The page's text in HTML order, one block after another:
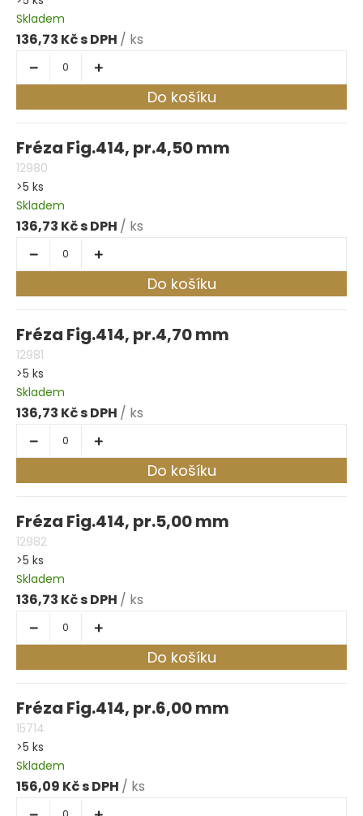
Skladem
136,73 Kč / ks
Do košíku
Fréza Fig.414, pr.4,50 mm
12980
>5 ks
Skladem
136,73 Kč / ks
Do košíku
Fréza Fig.414, pr.4,70 mm
12981
>5 ks
Skladem
136,73 Kč / ks
Do košíku
Fréza Fig.414, pr.5,00 mm
12982
>5 ks
Skladem
136,73 Kč / ks
Do košíku
Fréza Fig.414, pr.6,00 mm
15714
>5 ks
Skladem
156,09 Kč / ks